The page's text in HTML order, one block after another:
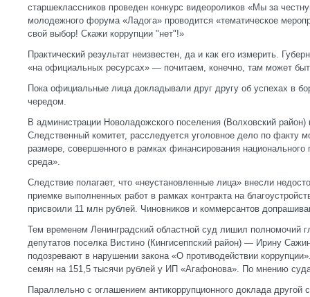
старшеклассников проведен конкурс видеороликов «Мы за
молодежного форума «Ладога» проводится «тематическое
свой выбор! Скажи коррупции "нет"!»
Практический результат неизвестен, да и как его измерить.
«на официальных ресурсах» — почитаем, конечно, там может
Пока официальные лица докладывали друг другу об успехах в
чередом.
В администрации Новоладожского поселения (Волховский
Следственный комитет, расследуется уголовное дело по факту
размере, совершенного в рамках финансирования национального
среда».
Следствие полагает, что «неустановленные лица» внесли
приемке выполненных работ в рамках контракта на
присвоили 11 млн рублей. Чиновников и коммерсантов
Тем временем Ленинградский областной суд лишил полномочий
депутатов поселка Вистино (Кингисеппский район) — Ирину
подозревают в нарушении закона «О противодействии
семян на 151,5 тысячи рублей у ИП «Агафонова». По мнению
Параллельно с оглашением антикоррупционного доклада другой